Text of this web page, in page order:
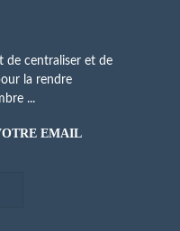
de centraliser et de
la rendre
...
EMAIL